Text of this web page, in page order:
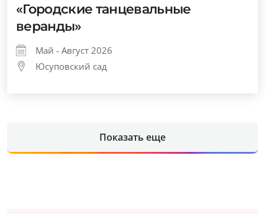
«Городские танцевальные
веранды»
Май - Август 2026
Юсуповский сад
Показать еще